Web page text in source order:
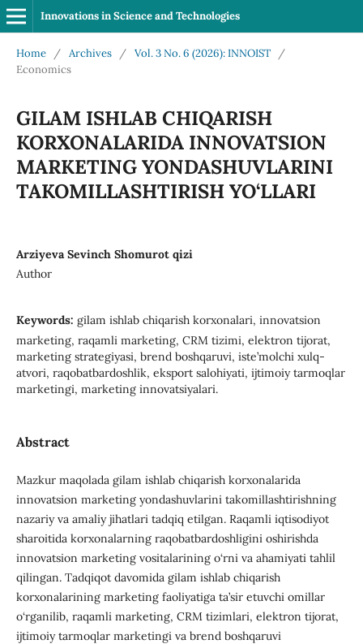
Innovations in Science and Technologies
Home / Archives / Vol. 3 No. 6 (2026): INNOIST
/
Economics
GILAM ISHLAB CHIQARISH
KORXONALARIDA INNOVATSION
MARKETING YONDASHUVLARINI
TAKOMILLASHTIRISH YO‘LLARI
Arziyeva Sevinch Shomurot qizi
Author
Keywords: gilam ishlab chiqarish korxonalari, innovatsion
marketing, raqamli marketing, CRM tizimi, elektron tijorat,
marketing strategiyasi, brend boshqaruvi, iste’molchi xulq-
atvori, raqobatbardoshlik, eksport salohiyati, ijtimoiy tarmoqlar
marketingi, marketing innovatsiyalari.
Abstract
Mazkur maqolada gilam ishlab chiqarish korxonalarida
innovatsion marketing yondashuvlarini takomillashtirishning
nazariy va amaliy jihatlari tadqiq etilgan. Raqamli iqtisodiyot
sharoitida korxonalarning raqobatbardoshligini oshirishda
innovatsion marketing vositalarining o‘rni va ahamiyati tahlil
qilingan. Tadqiqot davomida gilam ishlab chiqarish
korxonalarining marketing faoliyatiga ta’sir etuvchi omillar
o‘rganilib, raqamli marketing, CRM tizimlari, elektron tijorat,
ijtimoiy tarmoqlar marketingi va brend boshqaruvi